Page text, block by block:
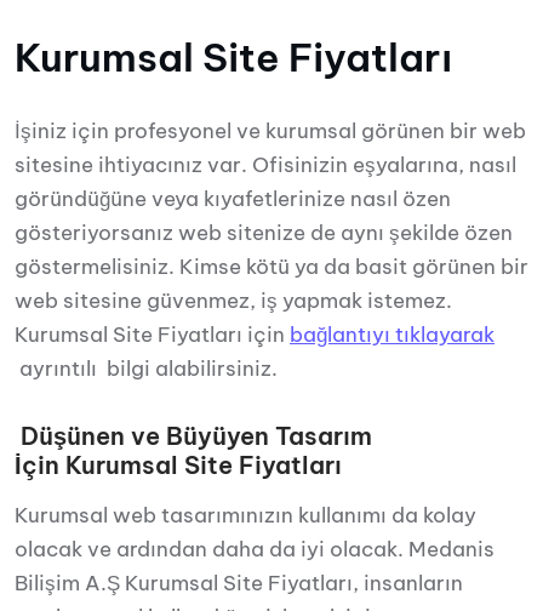
Kurumsal Site Fiyatları
İşiniz için profesyonel ve kurumsal görünen bir web
sitesine ihtiyacınız var. Ofisinizin eşyalarına, nasıl
göründüğüne veya kıyafetlerinize nasıl özen
gösteriyorsanız web sitenize de aynı şekilde özen
göstermelisiniz. Kimse kötü ya da basit görünen bir
web sitesine güvenmez, iş yapmak istemez.
Kurumsal Site Fiyatları için bağlantıyı tıklayarak
ayrıntılı bilgi alabilirsiniz.
Düşünen ve Büyüyen Tasarım
İçin Kurumsal Site Fiyatları
Kurumsal web tasarımınızın kullanımı da kolay
olacak ve ardından daha da iyi olacak. Medanis
Bilişim A.Ş Kurumsal Site Fiyatları, insanların